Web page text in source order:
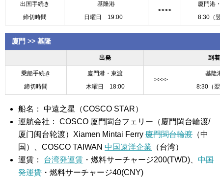
出国手続き
締切時間
基隆港
日曜日 19:00
>>>>
廈門港
8:30（
廈門 >> 基隆
出発 到着
乗船手続き
締切時間
廈門港・東渡
木曜日 18:00
>>>>
基隆
8:30（
船名： 中遠之星（COSCO STAR）
運航会社： COSCO 厦門閩台フェリー（廈門閩台輪渡/
厦门闽台轮渡）Xiamen Mintai Ferry廈門閩台輪渡（中
国）、COSCO TAIWAN中国遠洋企業 （台湾）
運賃： 台湾発運賃 ・燃料サーチャージ200(TWD)、中国
発運賃・燃料サーチャージ40(CNY)